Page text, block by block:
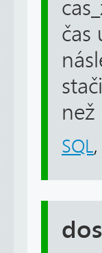
čas
než
SQL,